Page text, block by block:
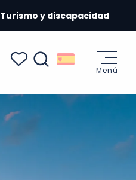
Turismo y discapacidad
Menú